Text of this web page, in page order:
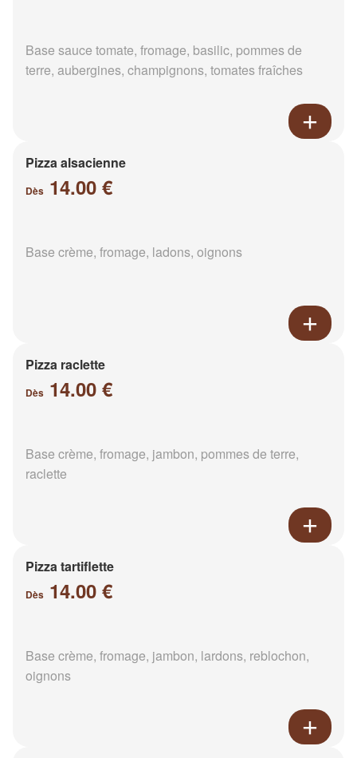
Base sauce tomate, fromage, basilic, pommes de
terre, aubergines, champignons, tomates fraîches
Pizza alsacienne
Dès 14.00 €
Base crème, fromage, ladons, oignons
Pizza raclette
Dès 14.00 €
Base crème, fromage, jambon, pommes de terre,
raclette
Pizza tartiflette
Dès 14.00 €
Base crème, fromage, jambon, lardons, reblochon,
oignons